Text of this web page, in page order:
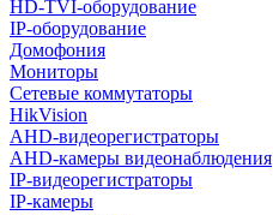
HD-TVI-оборудование
IP-оборудование
Домофония
Мониторы
Сетевые коммутаторы
HikVision
AHD-видеорегистраторы
AHD-камеры видеонаблюдения
IP-видеорегистраторы
IP-камеры